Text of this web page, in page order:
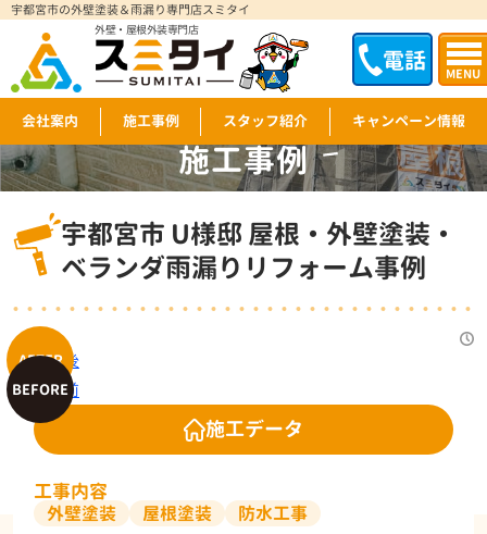
電話 MENU
宇都宮市の外壁塗装＆雨漏り専門店スミタイ
外壁・屋根外装専門店
会社案内 施工事例 スタッフ紹介 キャンペーン情報
施工事例
WORKS
宇都宮市 U様邸 屋根・外壁塗装・
ベランダ雨漏りリフォーム事例
施工データ
工事内容
外壁塗装 屋根塗装 防水工事